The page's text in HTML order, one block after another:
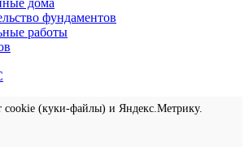
фундаментов
работы
cookie (куки-файлы) и Яндекс.Метрику.